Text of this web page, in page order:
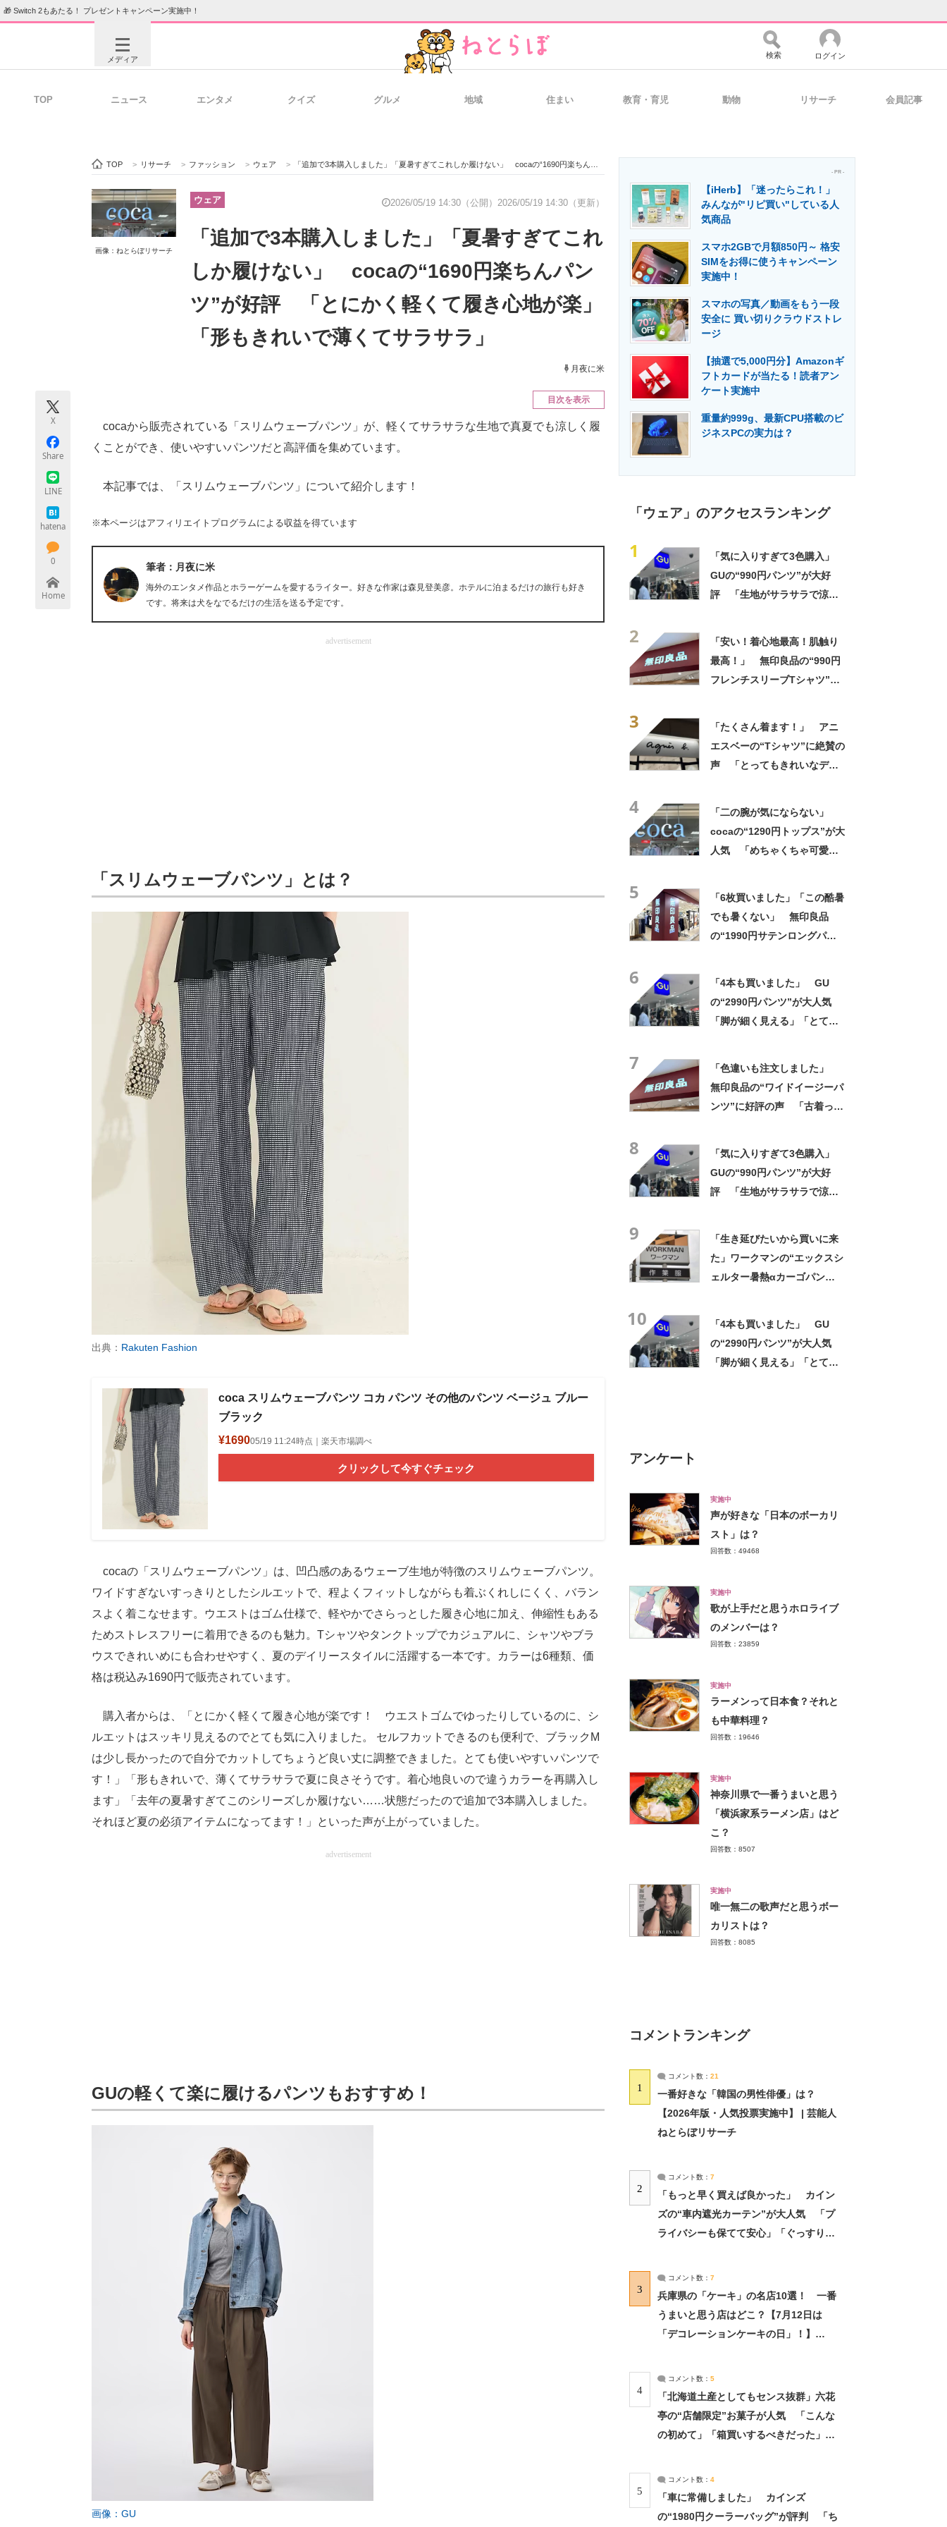
🎁 Switch 2もあたる！ プレゼントキャンペーン実施中！
メディア
ビジネスと働き方のヒント 経営リーダーのコミュニティ マーケ×ITの今がよく分かる
製造業のIT導入・活用を支援
モノづくり技術者専門サイト エレクトロニクス専門サイト エネルギーの専門メディア 建設×テクノロジーの最前線
検索 ログイン
TOP ニュース エンタメ クイズ グルメ 地域 住まい 教育・育児 動物 リサーチ 会員記事
TOP > リサーチ > ファッション > ウェア > 「追加で3本購入しました」「夏暑すぎてこれしか履けない」 cocaの“1690円楽ちんパンツ”が好評 「とにかく軽くて履き心地が楽」「形もきれいで薄くてサラサラ」
画像：ねとらぼリサーチ
ウェア 2026/05/19 14:30（公開） 2026/05/19 14:30（更新）
「追加で3本購入しました」「夏暑すぎてこれ
しか履けない」 cocaの“1690円楽ちんパン
ツ”が好評 「とにかく軽くて履き心地が楽」
「形もきれいで薄くてサラサラ」
月夜に米
X
Share
LINE
hatena
0
Home
目次を表示
cocaから販売されている「スリムウェーブパンツ」が、軽くてサラサラな生地で真夏でも涼しく履
くことができ、使いやすいパンツだと高評価を集めています。
本記事では、「スリムウェーブパンツ」について紹介します！
※本ページはアフィリエイトプログラムによる収益を得ています
筆者：月夜に米
海外のエンタメ作品とホラーゲームを愛するライター。好きな作家は森見登美彦。ホテルに泊まるだけの旅行も好き
です。将来は犬をなでるだけの生活を送る予定です。
advertisement
「スリムウェーブパンツ」とは？
出典： Rakuten Fashion
coca スリムウェーブパンツ コカ パンツ その他のパンツ ベージュ ブルー
ブラック
¥169005/19 11:24時点｜楽天市場調べ
クリックして今すぐチェック
cocaの「スリムウェーブパンツ」は、凹凸感のあるウェーブ生地が特徴のスリムウェーブパンツ。
ワイドすぎないすっきりとしたシルエットで、程よくフィットしながらも着ぶくれしにくく、バラン
スよく着こなせます。ウエストはゴム仕様で、軽やかでさらっとした履き心地に加え、伸縮性もある
ためストレスフリーに着用できるのも魅力。Tシャツやタンクトップでカジュアルに、シャツやブラ
ウスできれいめにも合わせやすく、夏のデイリースタイルに活躍する一本です。カラーは6種類、価
格は税込み1690円で販売されています。
購入者からは、「とにかく軽くて履き心地が楽です！ ウエストゴムでゆったりしているのに、シ
ルエットはスッキリ見えるのでとても気に入りました。 セルフカットできるのも便利で、ブラックM
は少し長かったので自分でカットしてちょうど良い丈に調整できました。とても使いやすいパンツで
す！」「形もきれいで、薄くてサラサラで夏に良さそうです。着心地良いので違うカラーを再購入し
ます」「去年の夏暑すぎてこのシリーズしか履けない……状態だったので追加で3本購入しました。
それほど夏の必須アイテムになってます！」といった声が上がっていました。
advertisement
GUの軽くて楽に履けるパンツもおすすめ！
画像：GU
- PR -
【iHerb】「迷ったらこれ！」
みんなが"リピ買い"している人
気商品
スマホ2GBで月額850円～ 格安
SIMをお得に使うキャンペーン
実施中！
スマホの写真／動画をもう一段
安全に 買い切りクラウドストレ
ージ
【抽選で5,000円分】Amazonギ
フトカードが当たる！読者アン
ケート実施中
重量約999g、最新CPU搭載のビ
ジネスPCの実力は？
「ウェア」のアクセスランキング
1
「気に入りすぎて3色購入」
GUの“990円パンツ”が大好
評 「生地がサラサラで涼し
2
「安い！着心地最高！肌触り
最高！」 無印良品の“990円
フレンチスリーブTシャツ”が
3
「たくさん着ます！」 アニ
エスベーの“Tシャツ”に絶賛の
声 「とってもきれいなデザ
4
「二の腕が気にならない」
cocaの“1290円トップス”が大
人気 「めちゃくちゃ可愛
5
「6枚買いました」「この酷暑
でも暑くない」 無印良品
の“1990円サテンロングパン
6
「4本も買いました」 GU
の“2990円パンツ”が大人気
「脚が細く見える」「とても
7
「色違いも注文しました」
無印良品の“ワイドイージーパ
ンツ”に好評の声 「古着っぽ
8
「気に入りすぎて3色購入」
GUの“990円パンツ”が大好
評 「生地がサラサラで涼し
9
「生き延びたいから買いに来
た」ワークマンの“エックスシ
ェルター暑熱αカーゴパン
10
「4本も買いました」 GU
の“2990円パンツ”が大人気
「脚が細く見える」「とても
アンケート
実施中
声が好きな「日本のボーカリ
スト」は？
回答数：49468
実施中
歌が上手だと思うホロライブ
のメンバーは？
回答数：23859
実施中
ラーメンって日本食？それと
も中華料理？
回答数：19646
実施中
神奈川県で一番うまいと思う
「横浜家系ラーメン店」はど
こ？
回答数：8507
実施中
唯一無二の歌声だと思うボー
カリストは？
回答数：8085
コメントランキング
1
コメント数： 21
一番好きな「韓国の男性俳優」は？
【2026年版・人気投票実施中】 | 芸能人
ねとらぼリサーチ
2
コメント数： 7
「もっと早く買えば良かった」 カイン
ズの“車内遮光カーテン”が大人気 「プ
ライバシーも保てて安心」「ぐっすり眠
3
コメント数： 7
兵庫県の「ケーキ」の名店10選！ 一番
うまいと思う店はどこ？【7月12日は
「デコレーションケーキの日」！】
4
コメント数： 5
「北海道土産としてもセンス抜群」六花
亭の“店舗限定”お菓子が人気 「こんな
の初めて」「箱買いするべきだった」
5
コメント数： 4
「車に常備しました」 カインズ
の“1980円クーラーバッグ”が評判 「ち